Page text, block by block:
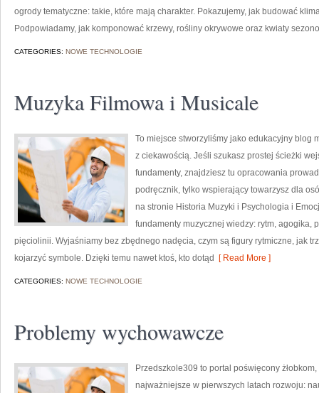
ogrody tematyczne: takie, które mają charakter. Pokazujemy, jak budować
Podpowiadamy, jak komponować krzewy, rośliny okrywowe oraz kwiaty
CATEGORIES: NOWE TECHNOLOGIE
Muzyka Filmowa i Musicale
To miejsce stworzyliśmy jako edukacyjny blog
z ciekawością. Jeśli szukasz prostej ścieżki
fundamenty, znajdziesz tu opracowania
podręcznik, tylko wspierający towarzysz dla
na stronie Historia Muzyki i Psychologia i
fundamenty muzycznej wiedzy: rytm, agogika,
pięciolinii. Wyjaśniamy bez zbędnego nadęcia, czym są figury rytmiczne, jak
kojarzyć symbole. Dzięki temu nawet ktoś, kto dotąd
[ Read More ]
CATEGORIES: NOWE TECHNOLOGIE
Problemy wychowawcze
Przedszkole309 to portal poświęcony
najważniejsze w pierwszych latach rozwoju: